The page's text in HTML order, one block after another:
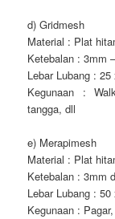
d) Gridmesh
Material : Plat
Ketebalan : 3mm
Lebar Lubang :
Kegunaan :
tangga, dll
e) Merapimesh
Material : Plat
Ketebalan : 3mm
Lebar Lubang :
Kegunaan :